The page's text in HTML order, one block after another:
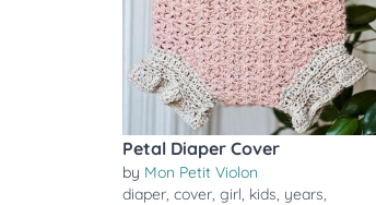
Petal Diaper Cover
by Mon Petit Violon
diaper, cover, girl, kids, years,